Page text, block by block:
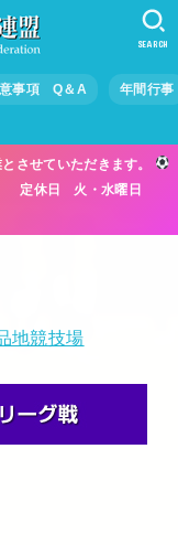
意事項 Q＆A 年間行事
SEARCH
させていただきます。
定休日 火・水曜日
地競技場